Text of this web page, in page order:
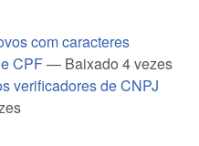
com caracteres
CPF— Baixado 4 vezes
verificadores de CNPJ